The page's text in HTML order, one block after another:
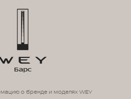
Барс
о бренде и моделях WEY